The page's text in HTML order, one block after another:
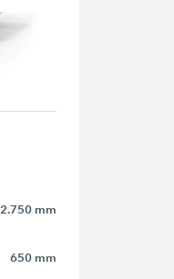
2.750 mm
650 mm